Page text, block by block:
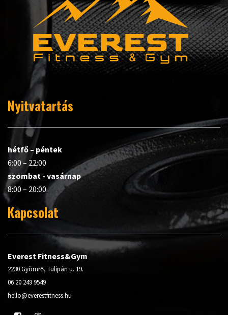
Nyitvatartás
hétfő – péntek
6:00 – 22:00
szombat - vasárnap
8:00 – 20:00
Kapcsolat
Everest Fitness&Gym
2230 Gyömrő, Tulipán u. 19.
06 20 249 9549
hello@everestfitness.hu